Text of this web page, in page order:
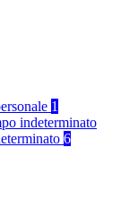
1
indeterminato
6